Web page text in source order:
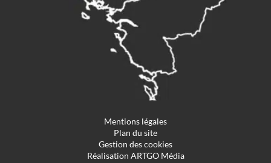
Mentions légales
Plan du site
Gestion des cookies
Réalisation ARTGO Média